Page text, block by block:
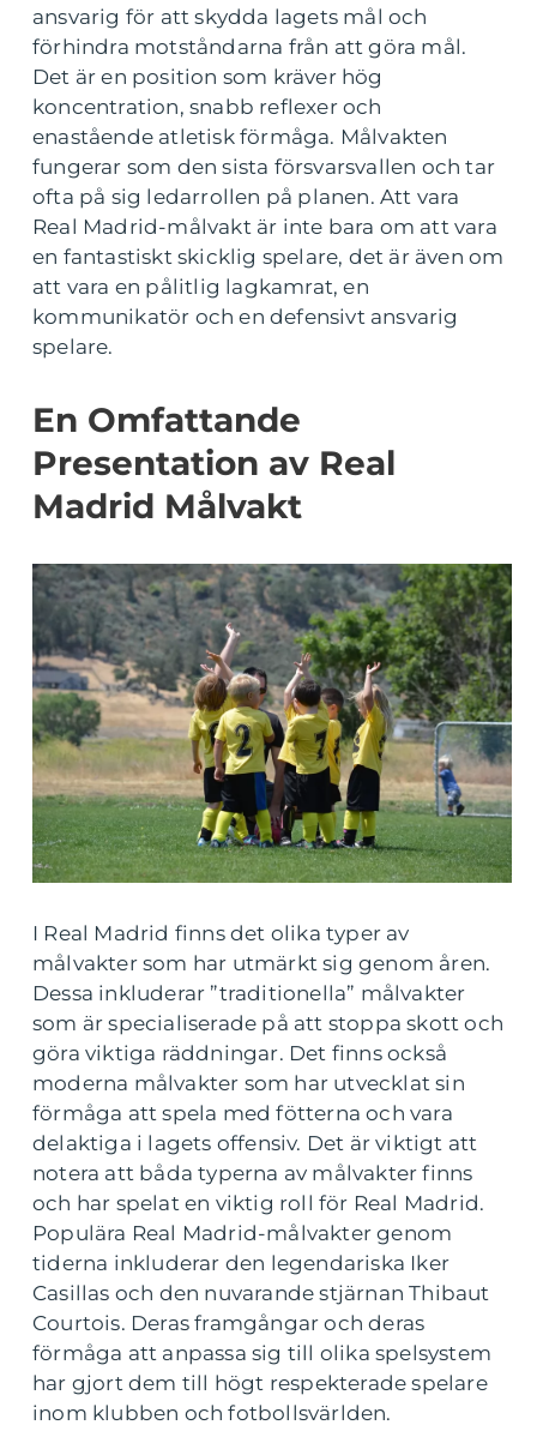
ansvarig för att skydda lagets mål och
förhindra motståndarna från att göra mål.
Det är en position som kräver hög
koncentration, snabb reflexer och
enastående atletisk förmåga. Målvakten
fungerar som den sista försvarsvallen och tar
ofta på sig ledarrollen på planen. Att vara
Real Madrid-målvakt är inte bara om att vara
en fantastiskt skicklig spelare, det är även om
att vara en pålitlig lagkamrat, en
kommunikatör och en defensivt ansvarig
spelare.
En Omfattande
Presentation av Real
Madrid Målvakt
I Real Madrid finns det olika typer av
målvakter som har utmärkt sig genom åren.
Dessa inkluderar ”traditionella” målvakter
som är specialiserade på att stoppa skott och
göra viktiga räddningar. Det finns också
moderna målvakter som har utvecklat sin
förmåga att spela med fötterna och vara
delaktiga i lagets offensiv. Det är viktigt att
notera att båda typerna av målvakter finns
och har spelat en viktig roll för Real Madrid.
Populära Real Madrid-målvakter genom
tiderna inkluderar den legendariska Iker
Casillas och den nuvarande stjärnan Thibaut
Courtois. Deras framgångar och deras
förmåga att anpassa sig till olika spelsystem
har gjort dem till högt respekterade spelare
inom klubben och fotbollsvärlden.